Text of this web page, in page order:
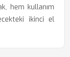
hem kullanım
ikinci el